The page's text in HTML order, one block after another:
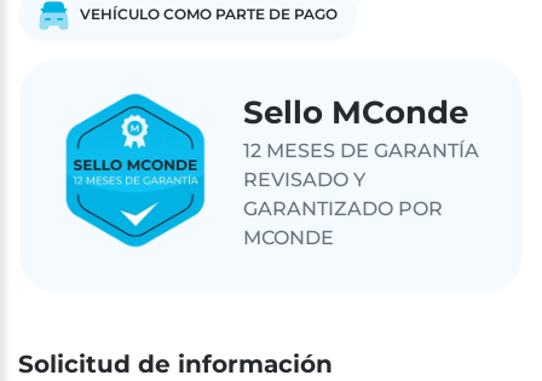
VEHÍCULO COMO PARTE DE PAGO
Sello MConde
12 MESES DE GARANTÍA
REVISADO Y
GARANTIZADO POR
MCONDE
Solicitud de información